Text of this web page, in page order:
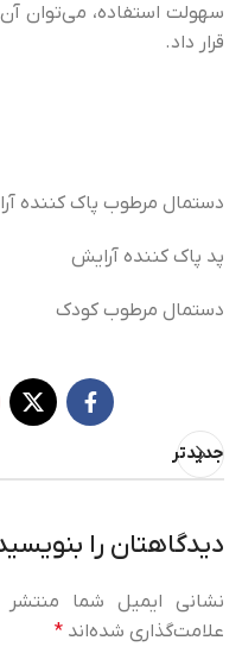
سهولت استفاده، می‌توان
قرار داد.
دستمال مرطوب پاک کننده
پد پاک کننده آرایش
دستمال مرطوب کودک
جدیدتر
دیدگاهتان را
نشانی ایمیل شما
علامت‌گذاری شده‌اند *